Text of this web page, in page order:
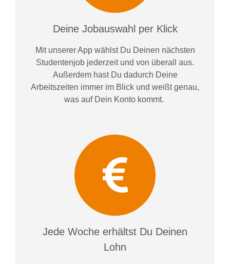
Deine Jobauswahl per Klick
Mit unserer App wählst Du Deinen nächsten
Studentenjob jederzeit und von überall aus.
Außerdem hast Du dadurch Deine
Arbeitszeiten immer im Blick und weißtgenau,
was auf Dein Konto kommt.
Jede Woche erhältst Du Deinen
Lohn